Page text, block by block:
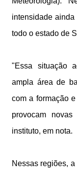
intensidade
todo o estado de
"Essa situação
ampla área de
com a formação
provocam
instituto, em nota.
Nessas regiões,